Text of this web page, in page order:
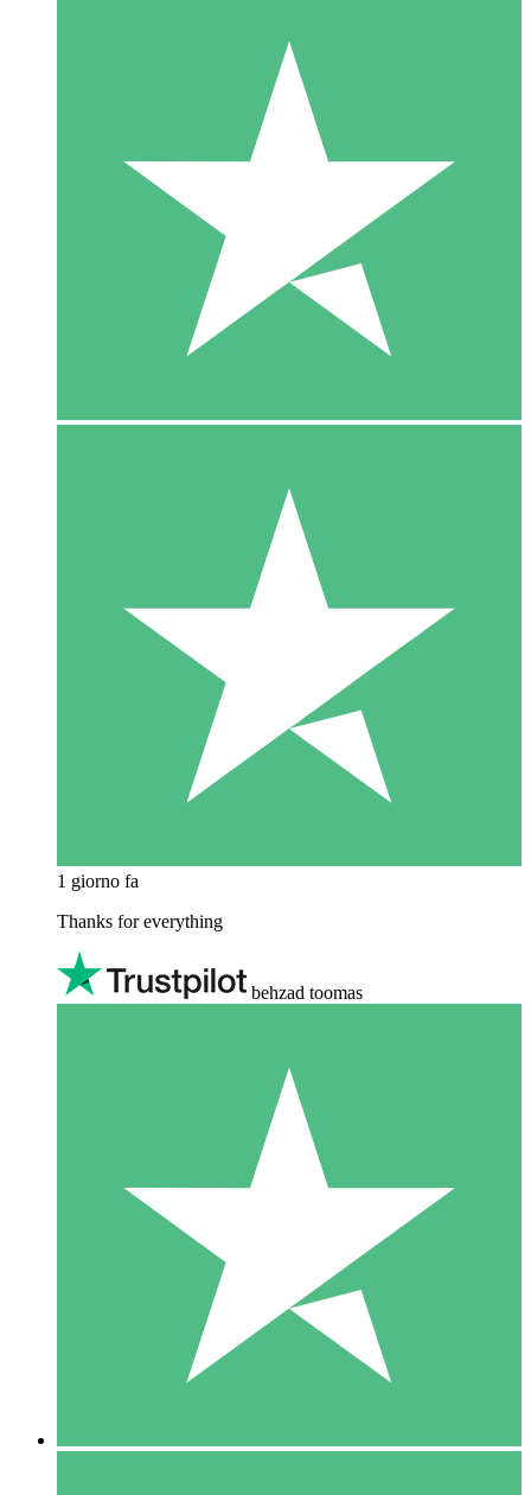
1 giorno fa
Thanks for everything
behzad toomas